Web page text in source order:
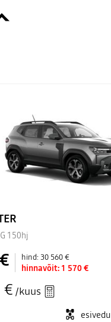
150hj
hind:30 560 €
hinnavõit: 1 570 €
€ /kuus
esivedu